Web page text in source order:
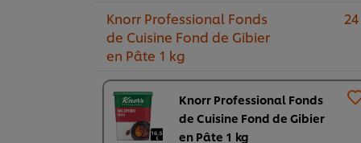
Knorr Professional Fonds
de Cuisine Fond de Gibier
en Pâte 1 kg
Knorr Professional Fonds
de Cuisine Fond de Gibier
en Pâte 1 kg